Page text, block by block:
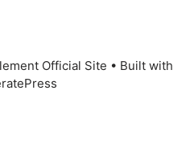
Official Site • Built with